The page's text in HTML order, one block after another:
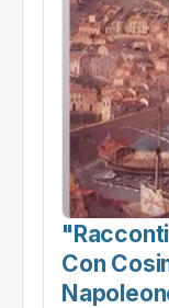
"racconti
Con